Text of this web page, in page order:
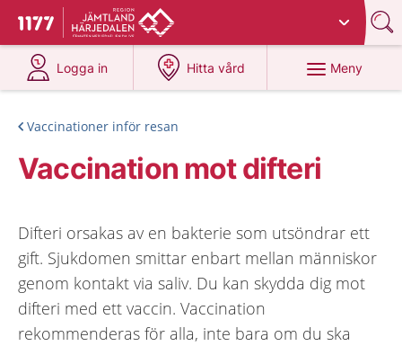
Till startsidan för 1177
Du har valt region
Logga in
på 1177.se
Hitta vård
på 1177.se
Meny
Vaccinationer inför resan
Vaccination mot difteri
Difteri orsakas av en bakterie som utsöndrar ett
gift. Sjukdomen smittar enbart mellan människor
genom kontakt via saliv. Du kan skydda dig mot
difteri med ett vaccin. Vaccination
rekommenderas för alla, inte bara om du ska